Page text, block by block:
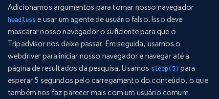
Adicionamos argumentos para tornar nosso navegador
headless e usar um agente de usuário falso. Isso deve
mascarar nosso navegador o suficiente para que o
Tripadvisor nos deixe passar. Em seguida, usamos o
webdriver para iniciar nosso navegador e navegar até a
página de resultados da pesquisa. Usamos sleep(5) para
esperar 5 segundos pelo carregamento do conteúdo, o que
também nos faz parecer mais com um usuário comum.